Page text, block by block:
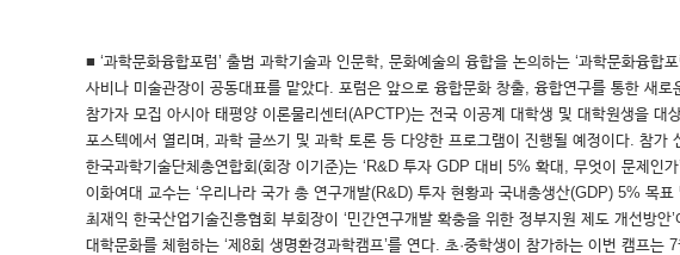
■ ‘과학문화융합포럼’ 출범 과학기술과 인문학, 문화예술의 융합을 논의하는 ‘과학문화융
사비나 미술관장이 공동대표를 맡았다. 포럼은 앞으로 융합문화 창출, 융합연구를 통한 새
참가자 모집 아시아 태평양 이론물리센터(APCTP)는 전국 이공계 대학생 및 대학원생을
포스텍에서 열리며, 과학 글쓰기 및 과학 토론 등 다양한 프로그램이 진행될 예정이다. 참
한국과학기술단체총연합회(회장 이기준)는 ‘R&D 투자 GDP 대비 5% 확대, 무엇이 문제인
이화여대 교수는 ‘우리나라 국가 총 연구개발(R&D) 투자 현황과 국내총생산(GDP) 5% 목
최재익 한국산업기술진흥협회 부회장이 ‘민간연구개발 확충을 위한 정부지원 제도 개선방
대학문화를 체험하는 ‘제8회 생명환경과학캠프’를 연다. 초·중학생이 참가하는 이번 캠프